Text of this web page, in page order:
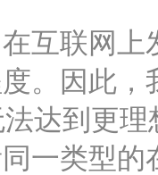
互联网
。因此
达到更
一类型